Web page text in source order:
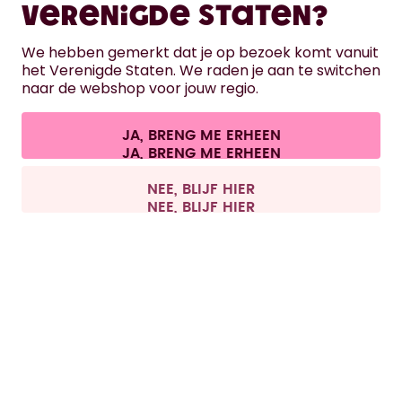
HULP
CONTACT
Cookie-instellingen Algemene voorwaarden
Juridische informatie Overeenkomst herroepen
Alle prijzen zijn inclusief BTW en exclusief verzendkosten.
Verenigde Staten?
We hebben gemerkt dat je op bezoek komt vanuit
het Verenigde Staten. We raden je aan te switchen
naar de webshop voor jouw regio.
JA, BRENG ME ERHEEN
NEE, BLIJF HIER